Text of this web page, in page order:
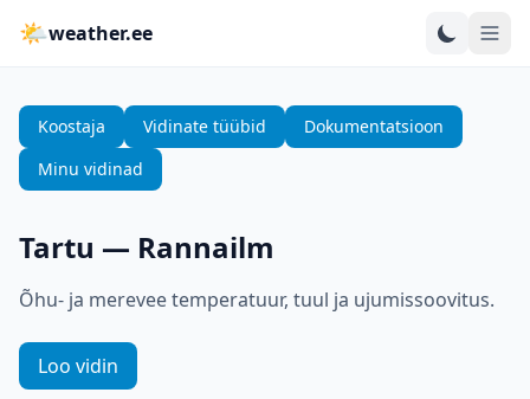
🌤weather.ee
Koostaja Vidinate tüübid
Dokumentatsioon
Minu vidinad
Tartu — Rannailm
Õhu- ja merevee temperatuur, tuul ja ujumissoovitus.
Loo vidin